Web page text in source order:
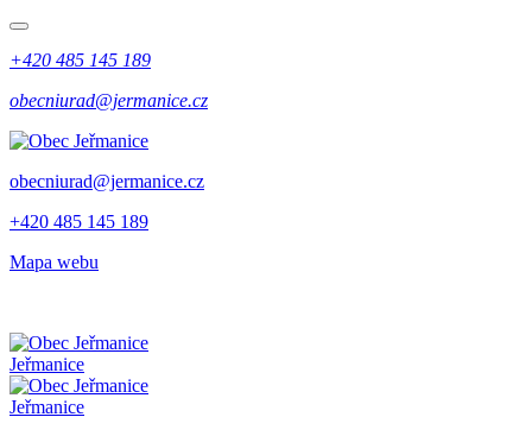
+420 485 145 189
obecniurad@jermanice.cz
obecniurad@jermanice.cz
+420 485 145 189
Mapa webu
Jeřmanice
Jeřmanice